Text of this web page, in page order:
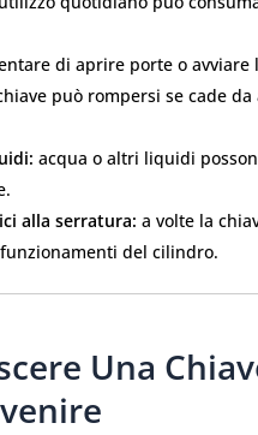
di aprire porte o avviare
può rompersi se cade
acqua o altri liquidi
alla serratura: a volte la
del cilindro.
Una